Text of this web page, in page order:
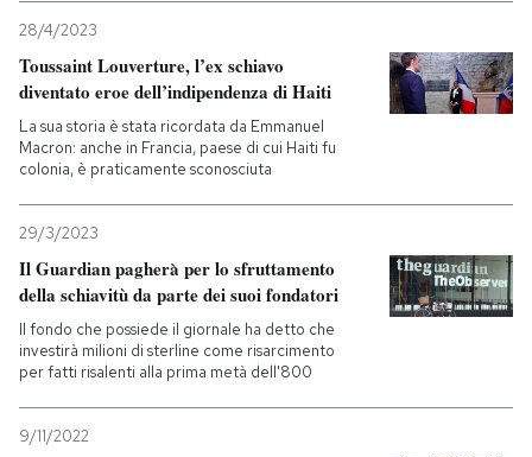
CALENDARIO
AREA PERSONALE
28/4/2023
Toussaint Louverture, l’ex schiavo
diventato eroe dell’indipendenza di Haiti
La sua storia è stata ricordata da Emmanuel
Macron: anche in Francia, paese di cui Haiti fu
colonia, è praticamente sconosciuta
29/3/2023
Il Guardian pagherà per lo sfruttamento
della schiavitù da parte dei suoi fondatori
Il fondo che possiede il giornale ha detto che
investirà milioni di sterline come risarcimento
per fatti risalenti alla prima metà dell'800
9/11/2022